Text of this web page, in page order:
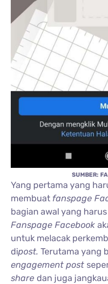
SUMBER:
Yang pertama yang
membuat fanspage
bagian awal yang
Fanspage Facebook
untuk melacak
dipost.Terutama yang
engagement post
share dan juga